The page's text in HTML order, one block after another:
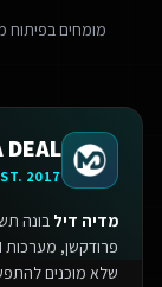
מומחים בפיתוח
DEAL
2017
מדיה דיל
שלא מוכנים